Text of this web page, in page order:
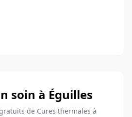
soin à Éguilles
de Cures thermales à